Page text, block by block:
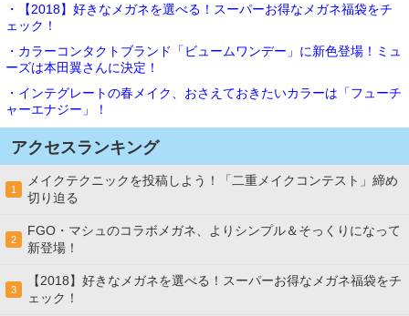
・【2018】好きなメガネを選べる！スーパーお得なメガネ福袋をチ
ェック！
・カラーコンタクトブランド「ビュームワンデー」に新色登場！ミュ
ーズは本田翼さんに決定！
・インテグレートの春メイク、おさえておきたいカラーは「フューチ
ャーエナジー」！
アクセスランキング
1
メイクテクニックを投稿しよう！「二重メイクコンテスト」締め
切り迫る
2
FGO・マシュのコラボメガネ、よりシンプル＆そっくりになって
新登場！
3
【2018】好きなメガネを選べる！スーパーお得なメガネ福袋をチ
ェック！